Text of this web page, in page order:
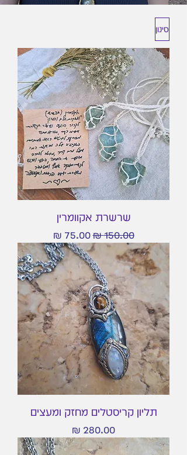
סינון
שרשרת אקוומרין
מחיר רגיל‏150.00 ‏₪ מחיר מבצע‏75.00 ‏₪
תליון קריסטלים מחזק ומעצים
מחיר